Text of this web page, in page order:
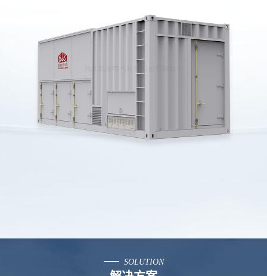
SOLUTION